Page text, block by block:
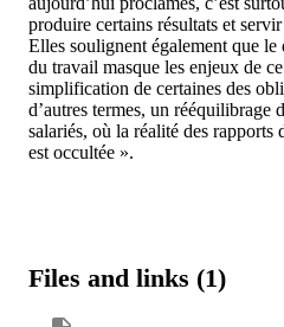
produire certains résultats et
Elles soulignent également que
du travail masque les enjeux de
simplification de certaines des
d’autres termes, un rééquilibrage
salariés, où la réalité des rapports
est occultée ».
Files and links (1)